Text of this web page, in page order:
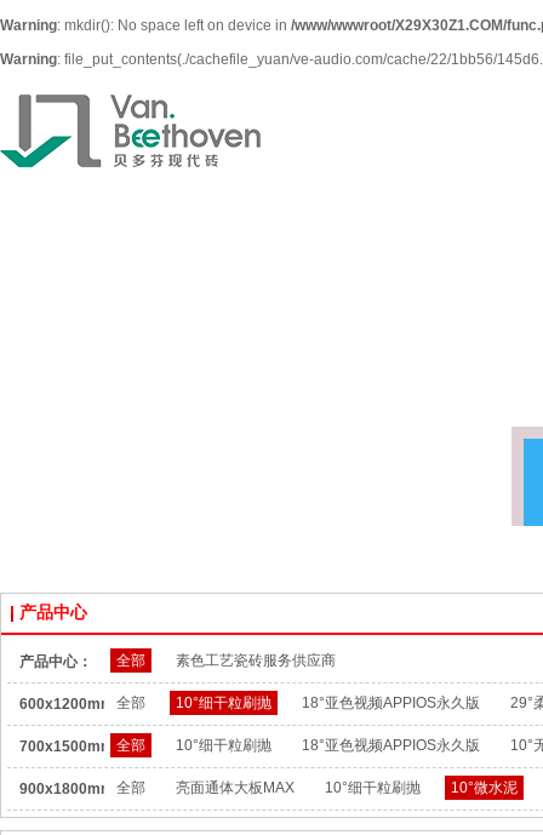
Warning: mkdir(): No space left on device in /www/wwwroot/X29X30Z1.COM/
Warning: file_put_contents(./cachefile_yuan/ve-audio.com/cache/22/1bb56/
产品中心
产品中心： 全部 素色工艺瓷砖服务供应商
600x1200mm：全部 10°细干粒刷抛 18°亚色视频APPIOS永久版 29°
700x1500mm：全部 10°细干粒刷抛 18°亚色视频APPIOS永久版 10°
900x1800mm：全部 亮面通体大板MAX 10°细干粒刷抛 10°微水泥